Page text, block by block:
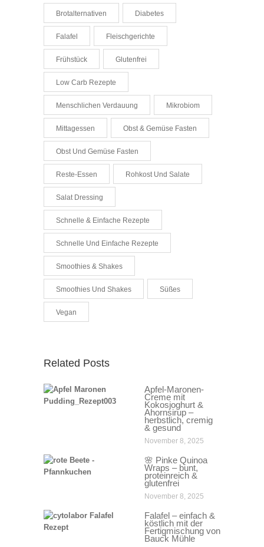
Brotalternativen Diabetes
Falafel Fleischgerichte
Frühstück Glutenfrei
Low Carb Rezepte
Menschlichen Verdauung Mikrobiom
Mittagessen Obst & Gemüse Fasten
Obst Und Gemüse Fasten
Reste-Essen Rohkost Und Salate
Salat Dressing
Schnelle & Einfache Rezepte
Schnelle Und Einfache Rezepte
Smoothies & Shakes
Smoothies Und Shakes Süßes
Vegan
Related Posts
Apfel-Maronen-
Creme mit
Kokosjoghurt &
Ahornsirup –
herbstlich, cremig
& gesund
November 8, 2025
🌸 Pinke Quinoa
Wraps – bunt,
proteinreich &
glutenfrei
November 8, 2025
Falafel – einfach &
köstlich mit der
Fertigmischung von
Bauck Mühle